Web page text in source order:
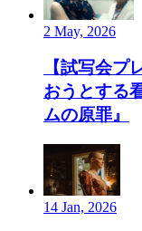
2 May, 2026
【試写会プ
おうとする
ムの原罪』
14 Jan, 2026